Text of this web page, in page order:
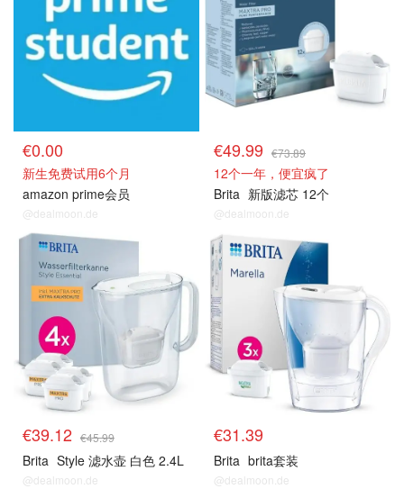
€0.00
新生免费试用6个月
amazon prime会员
@dealmoon.de
€49.99 €73.89
12个一年，便宜疯了
Brita 新版滤芯 12个
@dealmoon.de
€39.12 €45.99
Brita Style 滤水壶 白色 2.4L
@dealmoon.de
€31.39
Brita brita套装
@dealmoon.de